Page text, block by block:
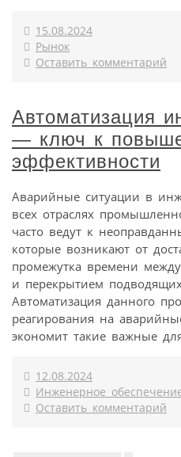
15.08.2024
Рынок
Оставить комментарий
Автоматизация
— ключ к
эффективности
Аварийные ситуации в
всех отраслях
часто ведут к
которые возникают от
промежутка времени
и перекрытием
Автоматизация данного
реагирования на
экономит такие важные
12.08.2024
Инженерное
Оставить комментарий